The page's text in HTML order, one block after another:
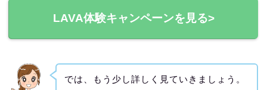
LAVA体験キャンペーンを見る>
では、もう少し詳しく見ていきましょう。